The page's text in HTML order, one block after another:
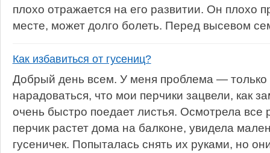
плохо отражается на его развитии. Он плохо
месте, может долго болеть. Перед высевом
Как избавиться от гусениц?
Добрый день всем. У меня проблема — только
нарадоваться, что мои перчики зацвели, как
очень быстро поедает листья. Осмотрела
перчик растет дома на балконе, увидела
гусеничек. Попыталась снять их руками, но